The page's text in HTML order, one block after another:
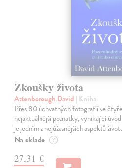
Zkoušky života
Attenborough David | Kniha
Přes 80 úchvatných fotografií ve
nejaktuálnější poznatky, vynikající
je jedním z nejúžasnějších aspektů
Na sklade ?
27,31 €